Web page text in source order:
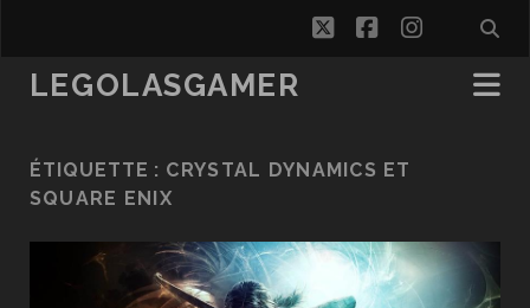
twitterfacebook
LEGOLASGAMER
ÉTIQUETTE : CRYSTAL DYNAMICS ET
SQUARE ENIX